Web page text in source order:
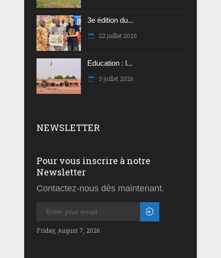
3e édition du...
22 juillet 2026
Education : l...
3 juillet 2026
NEWSLETTER
Pour vous inscrire à notre
Newsletter
Contactez-nous dès maintenant.
Friday, August 7, 2026